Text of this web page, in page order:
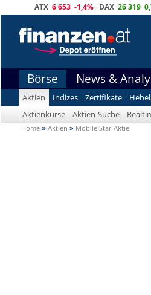
ATX 6 653 -1,4% DAX 26 319
Börse News &
Aktien Indizes Zertifikate
Aktienkurse
Aktien-Suche
Home » Aktien » Mobile Star-Aktie